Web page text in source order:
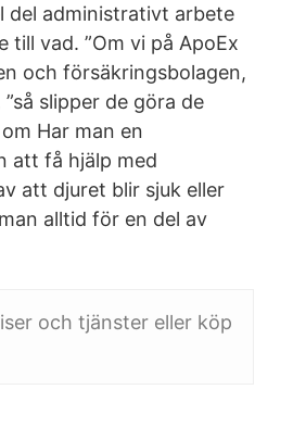
del administrativt arbete
vad. ”Om vi på ApoEx
och försäkringsbolagen,
slipper de göra de
Har man en
att få hjälp med
att djuret blir sjuk eller
alltid för en del av
och tjänster eller köp